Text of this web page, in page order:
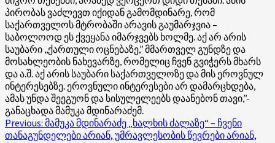
პირობას ვაძლევთ იქიდან გამომდინარე, რომ
საქართველოს მტრობაში არავის გაუმარჯვია –
საბოლოოდ ეს ქვეყანა იმარჯვებს ხოლმე. აქ არ არის
საუბარი ,,ქართული ოცნებაზე,’’ მმართველ გუნდზე და
მოსახლეობის ნახევარზე, რომელიც ჩვენ გვიჭერს მხარს
და ა.შ. აქ არის საუბარი საქართველოზე და მის ეროვნულ
ინტერესებზე. ეროვნული ინტერესები არ დამარცხდება,
ამას უნდა შეეგუონ და სისულელეებს დაანებონ თავი,’’-
განაცხადა მამუკა მდინარაძემ.
Post
Previous: მამუკა მდინარაძე „ხალხის ძალაზე“ – ჩვენი
თანაგუნდელები არიან, უმრავლესობის წევრები არიან,